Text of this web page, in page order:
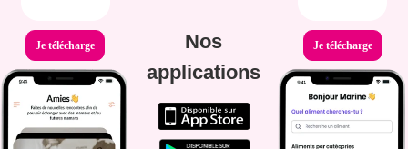
Je télécharge
Nos
applications
Je télécharge